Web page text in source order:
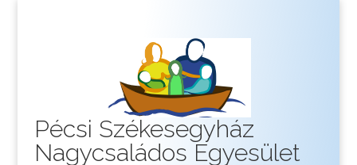
Pécsi Székesegyház
Nagycsaládos Egyesület